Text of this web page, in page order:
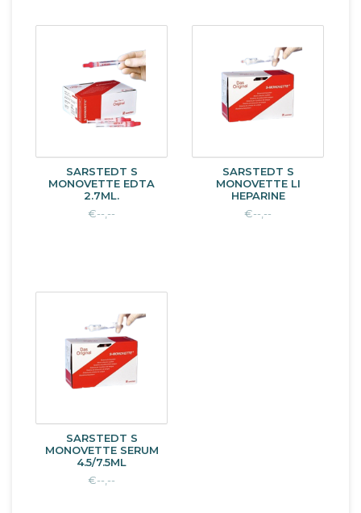
SARSTEDT S
MONOVETTE EDTA
2.7ML.
€--,--
SARSTEDT S
MONOVETTE LI
HEPARINE
€--,--
SARSTEDT S
MONOVETTE SERUM
4.5/7.5ML
€--,--